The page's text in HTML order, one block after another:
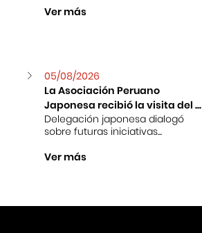
Ver más
05/08/2026
La Asociación Peruano
Japonesa recibió la visita del ...
Delegación japonesa dialogó
sobre futuras iniciativas...
Ver más